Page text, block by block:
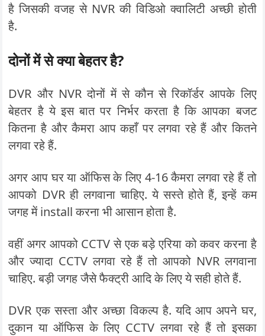
है जिसकी वजह से NVR की विडिओ क्वालिटी अच्छी होती
है.
दोनों में से क्या बेहतर है?
DVR और NVR दोनों में से कौन से रिकॉर्डर आपके लिए
बेहतर है ये इस बात पर निर्भर करता है कि आपका बजट
कितना है और कैमरा आप कहाँ पर लगवा रहे हैं और कितने
लगवा रहे हैं.
अगर आप घर या ऑफिस के लिए 4-16 कैमरा लगवा रहे हैं तो
आपको DVR ही लगवाना चाहिए. ये सस्ते होते हैं, इन्हें कम
जगह में install करना भी आसान होता है.
वहीं अगर आपको CCTV से एक बड़े एरिया को कवर करना है
और ज्यादा CCTV लगवा रहे हैं तो आपको NVR लगवाना
चाहिए. बड़ी जगह जैसे फैक्ट्री आदि के लिए ये सही होते हैं.
DVR एक सस्ता और अच्छा विकल्प है. यदि आप अपने घर,
दुकान या ऑफिस के लिए CCTV लगवा रहे हैं तो इसका